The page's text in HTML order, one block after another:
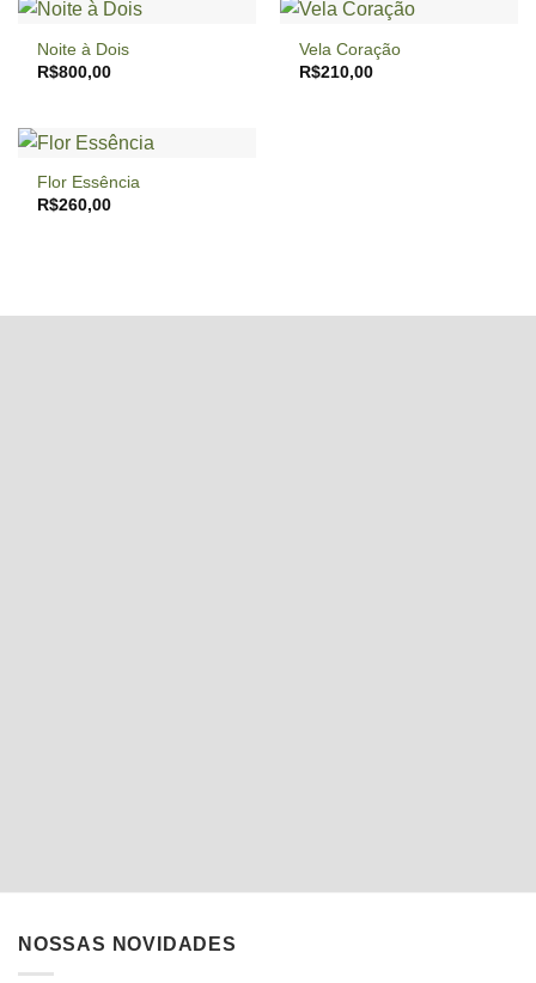
Noite à Dois
R$800,00
Vela Coração
R$210,00
Flor Essência
R$260,00
NOSSAS NOVIDADES